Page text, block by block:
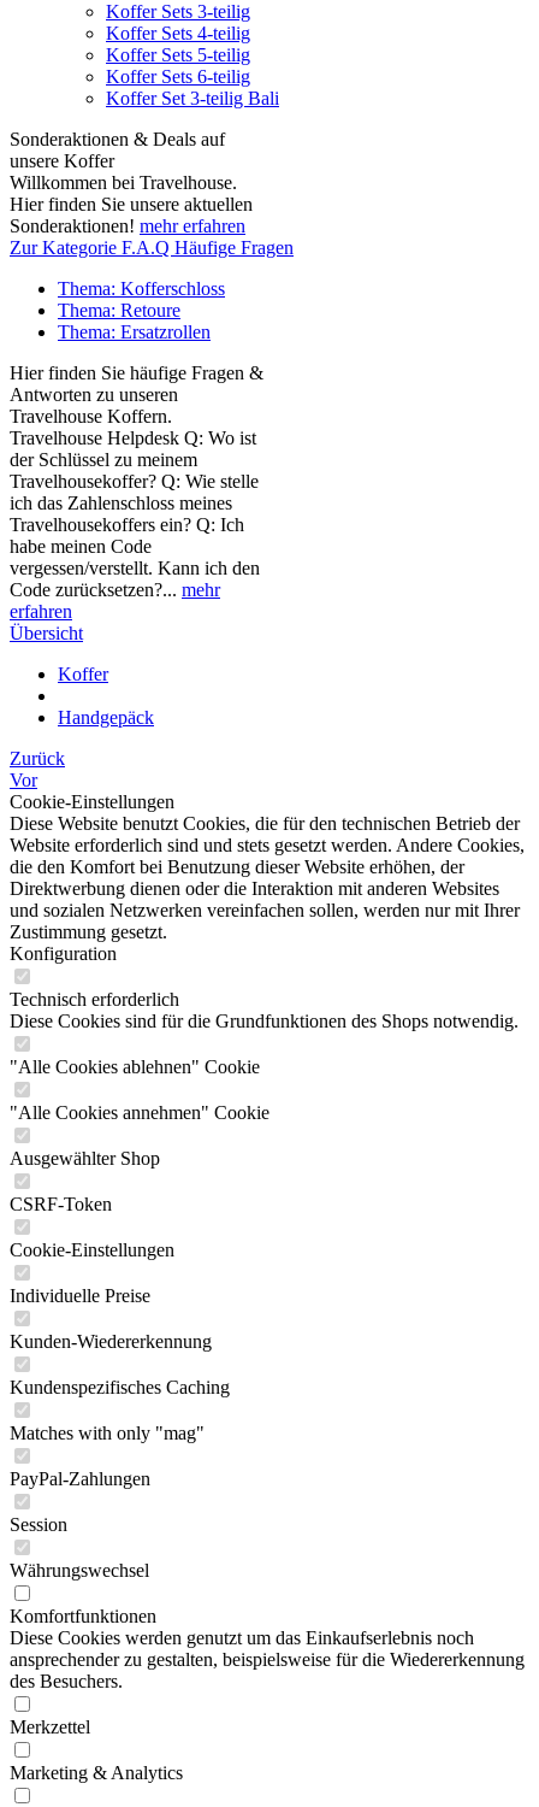
Koffer Sets 3-teilig
Koffer Sets 4-teilig
Koffer Sets 5-teilig
Koffer Sets 6-teilig
Koffer Set 3-teilig Bali
Sonderaktionen & Deals auf
unsere Koffer
Willkommen bei Travelhouse.
Hier finden Sie unsere aktuellen
Sonderaktionen! mehr erfahren
Zur Kategorie F.A.Q Häufige Fragen
Thema: Kofferschloss
Thema: Retoure
Thema: Ersatzrollen
Hier finden Sie häufige Fragen &
Antworten zu unseren
Travelhouse Koffern.
Travelhouse Helpdesk Q: Wo ist
der Schlüssel zu meinem
Travelhousekoffer? Q: Wie stelle
ich das Zahlenschloss meines
Travelhousekoffers ein? Q: Ich
habe meinen Code
vergessen/verstellt. Kann ich den
Code zurücksetzen?... mehr
erfahren
Übersicht
Koffer
Handgepäck
Zurück
Vor
Cookie-Einstellungen
Diese Website benutzt Cookies, die für den technischen Betrieb der
Website erforderlich sind und stets gesetzt werden. Andere Cookies,
die den Komfort bei Benutzung dieser Website erhöhen, der
Direktwerbung dienen oder die Interaktion mit anderen Websites
und sozialen Netzwerken vereinfachen sollen, werden nur mit Ihrer
Zustimmung gesetzt.
Konfiguration
Technisch erforderlich
Diese Cookies sind für die Grundfunktionen des Shops notwendig.
"Alle Cookies ablehnen" Cookie
"Alle Cookies annehmen" Cookie
Ausgewählter Shop
CSRF-Token
Cookie-Einstellungen
Individuelle Preise
Kunden-Wiedererkennung
Kundenspezifisches Caching
Matches with only "mag"
PayPal-Zahlungen
Session
Währungswechsel
Komfortfunktionen
Diese Cookies werden genutzt um das Einkaufserlebnis noch
ansprechender zu gestalten, beispielsweise für die Wiedererkennung
des Besuchers.
Merkzettel
Marketing & Analytics